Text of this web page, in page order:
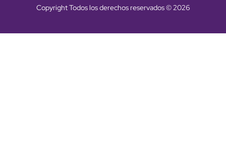
Copyright Todos los derechos reservados © 2026